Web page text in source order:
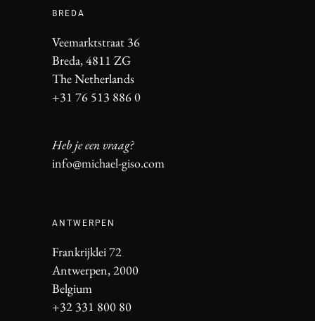
BREDA
Veemarktstraat 36
Breda, 4811 ZG
The Netherlands
+31 76 513 886 0
Heb je een vraag?
info@michael-giso.com
ANTWERPEN
Frankrijklei 72
Antwerpen, 2000
Belgium
+32 331 800 80